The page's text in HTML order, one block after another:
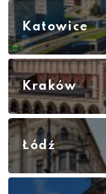
Katowice
Kraków
Łódź